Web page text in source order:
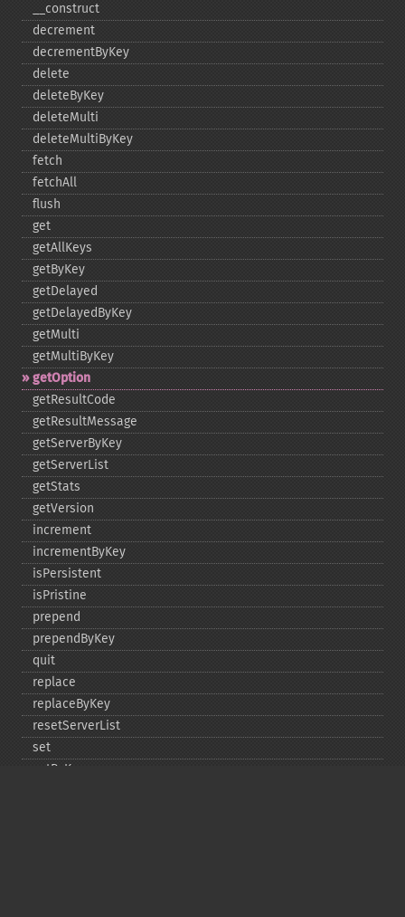
_​_​construct
decrement
decrementByKey
delete
deleteByKey
deleteMulti
deleteMultiByKey
fetch
fetchAll
flush
get
getAllKeys
getByKey
getDelayed
getDelayedByKey
getMulti
getMultiByKey
getOption
getResultCode
getResultMessage
getServerByKey
getServerList
getStats
getVersion
increment
incrementByKey
isPersistent
isPristine
prepend
prependByKey
quit
replace
replaceByKey
resetServerList
set
setByKey